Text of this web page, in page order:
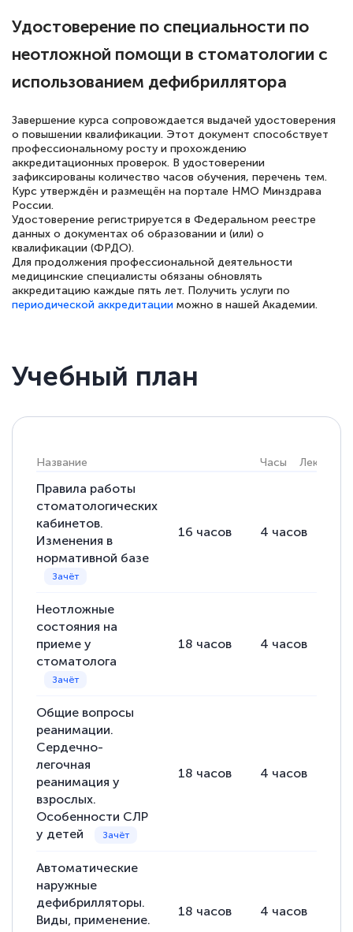
повышени каалификации по
специальности «Тренер-преподаватель
по тяжелой атлетике»! Хочется
подчеркуть, что при обращении
оперативно связались со мной
специалисты, ответили на все
интересующие вопросы и в течении
двух…
10 марта 2026
быстро ответили, разъяснили все детали.
количество тематической литературы,
пособий и учебников доступно на время
прохождения курса, удобная система
аттестации, проблем не возникло ни на
каком этапе…
Удостоверение по специальности по
неотложной помощи в стоматологии с
использованием дефибриллятора
Завершение курса сопровождается выдачей удостоверения
о повышении квалификации. Этот документ способствует
профессиональному росту и прохождению
аккредитационных проверок. В удостоверении
зафиксированы количество часов обучения, перечень тем.
Курс утверждён и размещён на портале НМО Минздрава
России.
Удостоверение регистрируется в Федеральном реестре
данных о документах об образовании и (или) о
квалификации (ФРДО).
Для продолжения профессиональной деятельности
медицинские специалисты обязаны обновлять
аккредитацию каждые пять лет. Получить услуги по
периодической аккредитации можно в нашей Академии.
Учебный план
Название Часы Лекции
Правила работы
стоматологических
кабинетов.
Изменения в
нормативной базе
16 часов 4 часов
Неотложные
состояния на
приеме у
стоматолога
18 часов 4 часов
Общие вопросы
реанимации.
Сердечно-
легочная
реанимация у
взрослых.
Особенности СЛР
у детей
18 часов 4 часов
Автоматические
наружные
дефибрилляторы.
Виды, применение.
18 часов 4 часов